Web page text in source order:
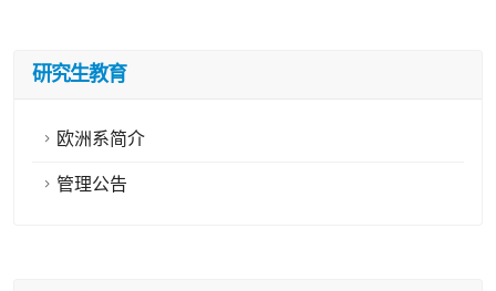
研究生教育
欧洲系简介
管理公告